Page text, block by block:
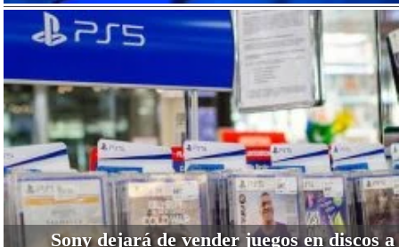
Sony dejará de vender juegos en discos a